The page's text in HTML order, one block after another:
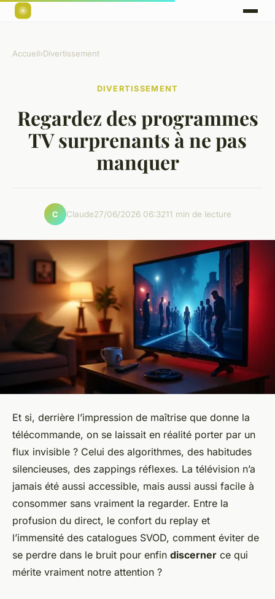
Accueil›Divertissement
DIVERTISSEMENT
Regardez des programmes
TV surprenants à ne pas
manquer
C Claude27/06/2026 06:3211 min de lecture
Et si, derrière l’impression de maîtrise que donne la
télécommande, on se laissait en réalité porter par un
flux invisible ? Celui des algorithmes, des habitudes
silencieuses, des zappings réflexes. La télévision n’a
jamais été aussi accessible, mais aussi aussi facile à
consommer sans vraiment la regarder. Entre la
profusion du direct, le confort du replay et
l’immensité des catalogues SVOD, comment éviter de
se perdre dans le bruit pour enfin discerner ce qui
mérite vraiment notre attention ?